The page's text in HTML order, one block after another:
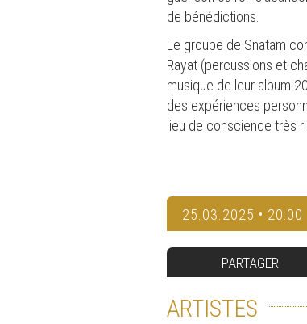
de bénédictions.
Le groupe de Snatam
Rayat (percussions et
musique de leur album
des expériences
lieu de conscience très
25.03.2025 • 20:00
PARTAGER
ARTISTES